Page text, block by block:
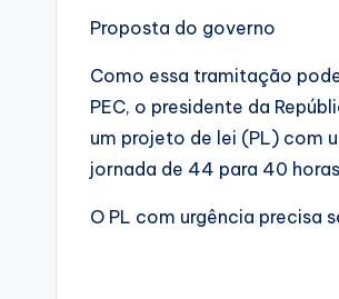
Proposta do governo
Como essa tramitação
PEC, o presidente da
um projeto de lei (PL) com
jornada de 44 para 40
O PL com urgência precisa